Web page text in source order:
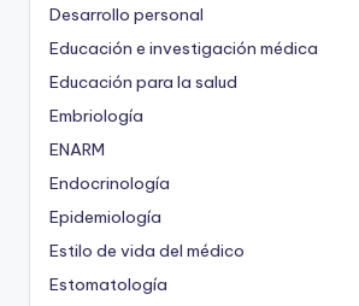
Desarrollo personal
Educación e investigación médica
Educación para la salud
Embriología
ENARM
Endocrinología
Epidemiología
Estilo de vida del médico
Estomatología